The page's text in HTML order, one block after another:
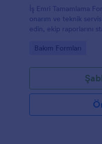
İş Emri Tamamlama
onarım ve teknik
edin, ekip raporlarını
Go to Category:
Bakım Formları